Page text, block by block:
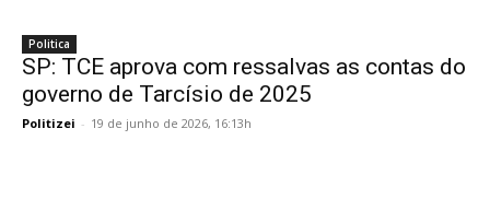
Politica
SP: TCE aprova com ressalvas as contas do
governo de Tarcísio de 2025
Politizei - 19 de junho de 2026, 16:13h